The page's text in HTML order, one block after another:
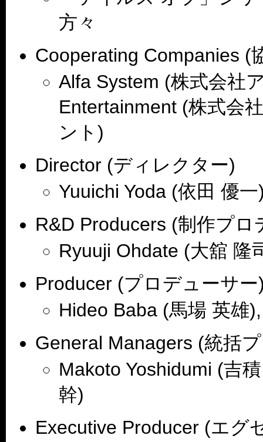
方々
Cooperating Companies (
Alfa System (株式会社
Entertainment (株式会
ント)
Director (ディレクター)
Yuuichi Yoda (依田 優一
R&D Producers (制作プロ
Ryuuji Ohdate (大舘 隆
Producer (プロデューサー
Hideo Baba (馬場 英雄
General Managers (統括
Makoto Yoshidumi (吉
幹)
Executive Producer (エグ